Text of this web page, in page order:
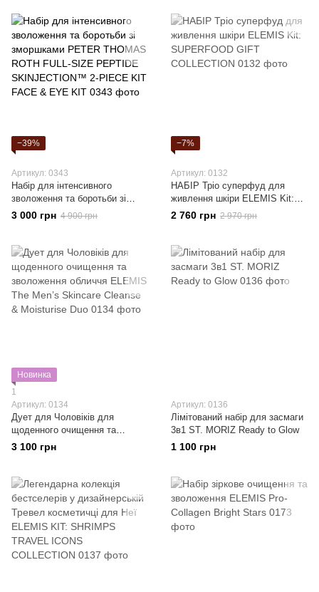
ESSENTIALS MOISTURIZER &
EYE PATCHES GIFT SET
−39%
Артикул: 0343
Набір для інтенсивного
зволоження та боротьби зі
зморшками PETER THOMAS
ROTH FULL-SIZE PEPTIDE
FACE & EYE KIT
3 000 грн 4 900 грн
−7%
Артикул: 0132
НАБІР Тріо суперфуд для
живлення шкіри ELEMIS Kit:
SUPERFOOD GIFT
COLLECTION
2 760 грн 2 970 грн
Новинка
1
Артикул: 0134
Дует для Чоловіків для
щоденного очищення та
зволоження обличчя ELEMIS
The Men’s Skincare Cleanse &
3 100 грн
Артикул: 0136
Лімітований набір для засмаги
3в1 ST. MORIZ Ready to Glow
1 100 грн